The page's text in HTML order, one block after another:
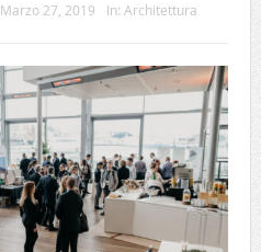
Marzo 27, 2019 In: Architettura